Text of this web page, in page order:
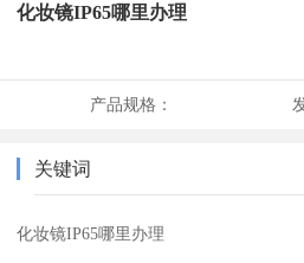
化妆镜IP65哪里办理
产品规格：
关键词
化妆镜IP65哪里办理